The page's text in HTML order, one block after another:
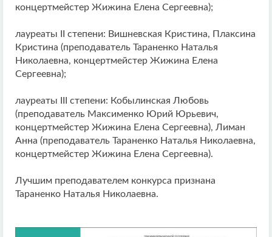
концертмейстер Жижина Елена Сергеевна);
лауреаты II степени: Вишневская Кристина, Плаксина
Кристина (преподаватель Тараненко Наталья
Николаевна, концертмейстер Жижина Елена
Сергеевна);
лауреаты III степени: Кобылинская Любовь
(преподаватель Максименко Юрий Юрьевич,
концертмейстер Жижина Елена Сергеевна), Лиман
Анна (преподаватель Тараненко Наталья Николаевна,
концертмейстер Жижина Елена Сергеевна).
Лучшим преподавателем конкурса признана
Тараненко Наталья Николаевна.